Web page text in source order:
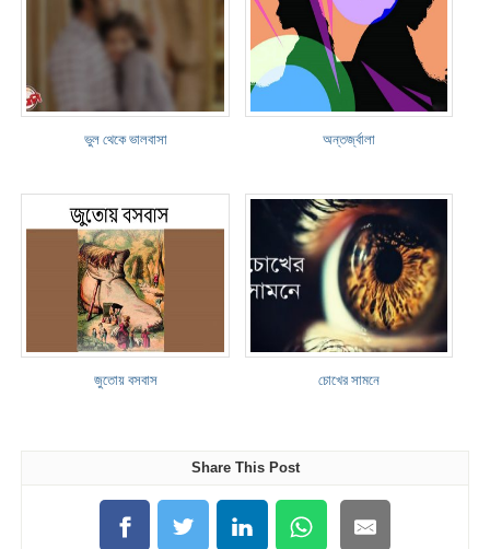
ভুল থেকে ভালবাসা অন্তর্জ্বালা
জুতোয় বসবাস চোখের সামনে
Share This Post